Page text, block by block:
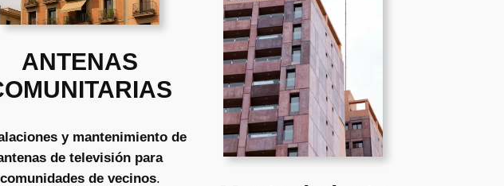
ANTENAS
y mantenimiento de
de televisión para
comunidades de vecinos.